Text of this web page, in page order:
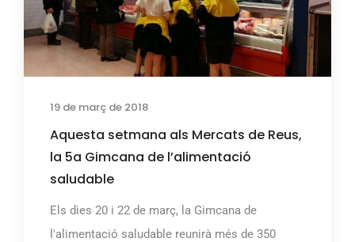
19 de març de 2018
Aquesta setmana als Mercats de Reus,
la 5a Gimcana de l’alimentació
saludable
Els dies 20 i 22 de març, la Gimcana de
l'alimentació saludable reunirà més de 350